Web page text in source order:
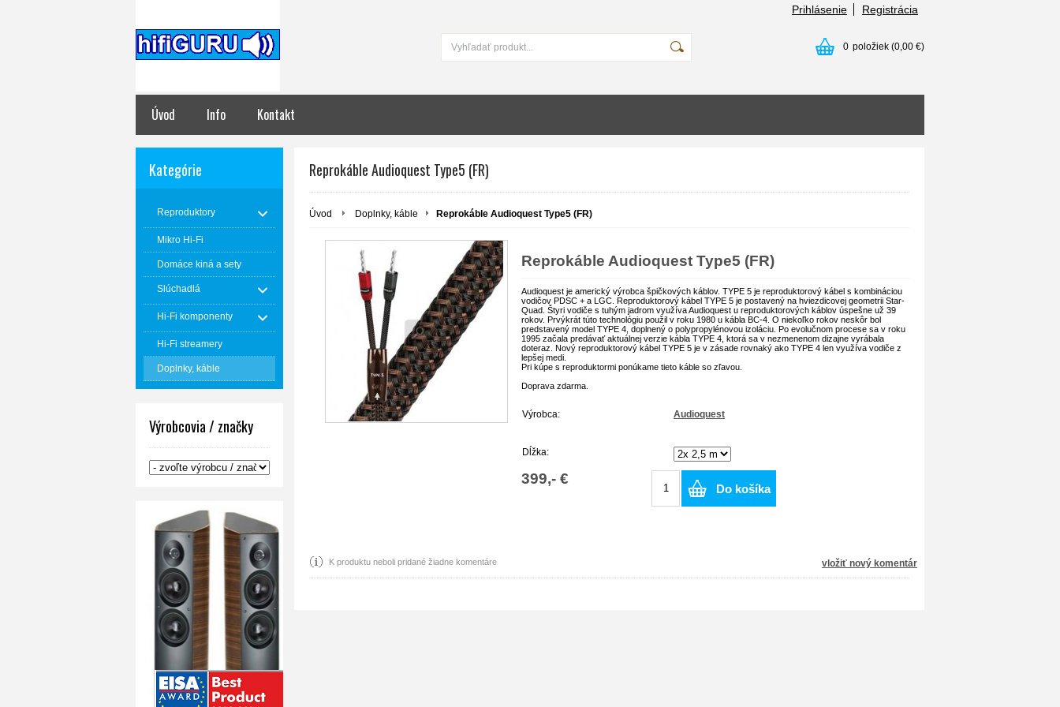
Prihlásenie Registrácia
0 položiek (0,00 €)
Úvod Info Kontakt
Kategórie
Reproduktory
Mikro Hi-Fi
Domáce kiná a sety
Slúchadlá
Hi-Fi komponenty
Hi-Fi streamery
Doplnky, káble
Výrobcovia / značky
Reprokáble Audioquest Type5 (FR)
Úvod Doplnky, káble Reprokáble Audioquest Type5 (FR)
Reprokáble Audioquest Type5 (FR)
Audioquest je americký výrobca špičkových káblov. TYPE 5 je reproduktorový kábel s kombináciou
vodičov PDSC + a LGC. Reproduktorový kábel TYPE 5 je postavený na hviezdicovej geometrii Star-
Quad. Štyri vodiče s tuhým jadrom využíva Audioquest u reproduktorových káblov úspešne už 39
rokov. Prvýkrát túto technológiu použil v roku 1980 u kábla BC-4. O niekoľko rokov neskôr bol
predstavený model TYPE 4, doplnený o polypropylénovou izoláciu. Po evolučnom procese sa v roku
1995 začala predávať aktuálnej verzie kábla TYPE 4, ktorá sa v nezmenenom dizajne vyrábala
doteraz. Nový reproduktorový kábel TYPE 5 je v zásade rovnaký ako TYPE 4 len využíva vodiče z
lepšej medi.
Pri kúpe s reproduktormi ponúkame tieto káble so zľavou.
Doprava zdarma.
Výrobca: Audioquest
Dĺžka:
399,- €
Do košíka
K produktu neboli pridané žiadne komentáre vložiť nový komentár